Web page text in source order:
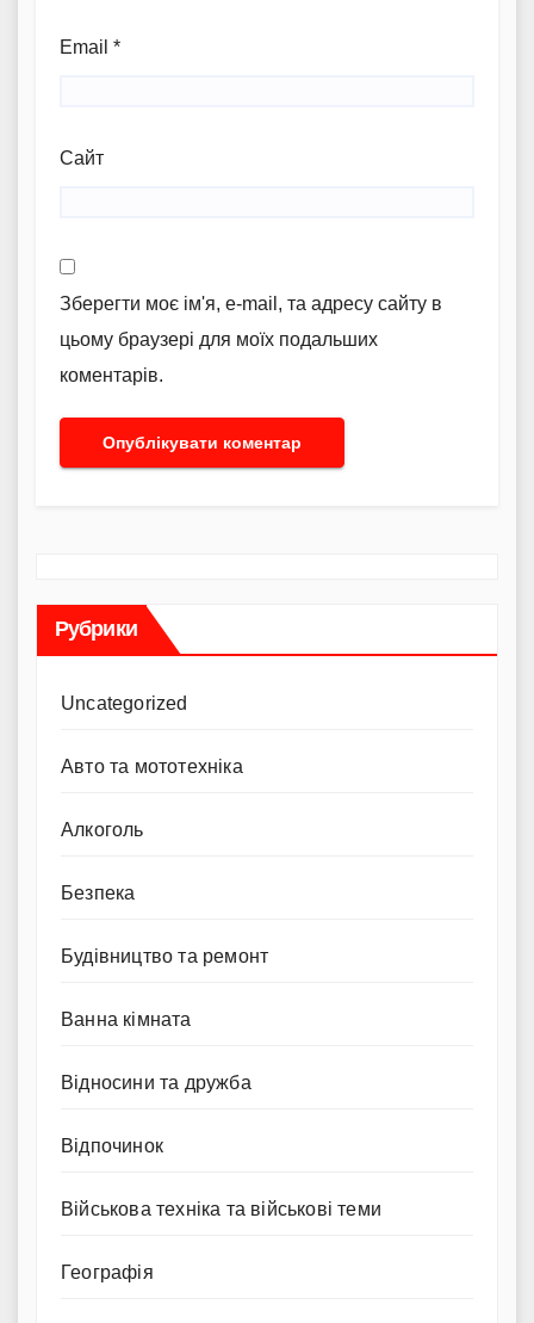
Email *
Сайт
Зберегти моє ім'я, e-mail, та адресу сайту в
цьому браузері для моїх подальших
коментарів.
Рубрики
Uncategorized
Авто та мототехніка
Алкоголь
Безпека
Будівництво та ремонт
Ванна кімната
Відносини та дружба
Відпочинок
Військова техніка та військові теми
Географія